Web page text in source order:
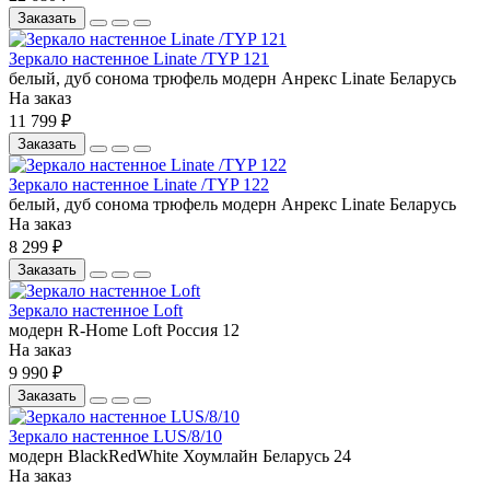
Заказать
Зеркало настенное Linate /TYP 121
белый, дуб сонома трюфель модерн Анрекс Linate Беларусь
На заказ
11 799 ₽
Заказать
Зеркало настенное Linate /TYP 122
белый, дуб сонома трюфель модерн Анрекс Linate Беларусь
На заказ
8 299 ₽
Заказать
Зеркало настенное Loft
модерн R-Home Loft Россия 12
На заказ
9 990 ₽
Заказать
Зеркало настенное LUS/8/10
модерн BlackRedWhite Хоумлайн Беларусь 24
На заказ